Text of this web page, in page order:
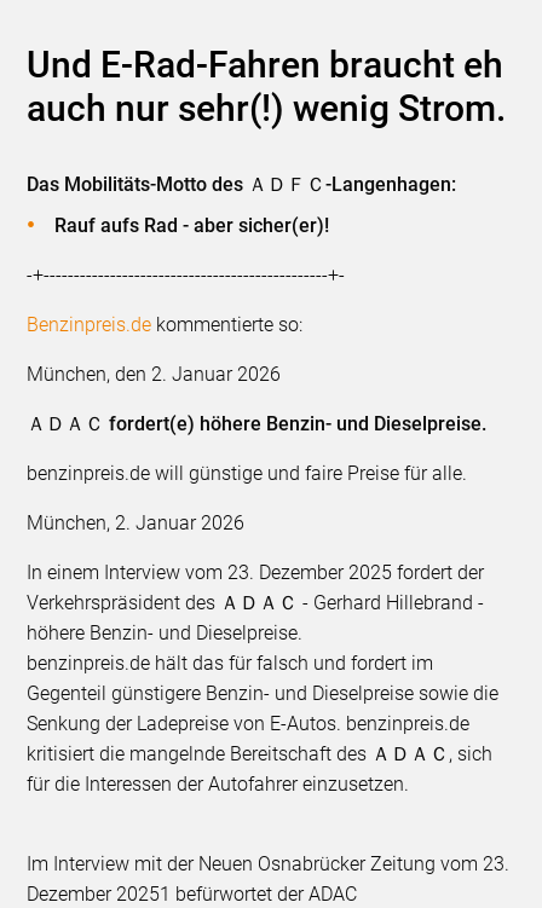
Und E-Rad-Fahren braucht eh
auch nur sehr(!) wenig Strom.
Das Mobilitäts-Motto des ＡＤＦＣ-Langenhagen:
Rauf aufs Rad - aber sicher(er)!
-+-----------------------------------------------+-
Benzinpreis.de kommentierte so:
München, den 2. Januar 2026
ＡＤＡＣ fordert(e) höhere Benzin- und Dieselpreise.
benzinpreis.de will günstige und faire Preise für alle.
München, 2. Januar 2026
In einem Interview vom 23. Dezember 2025 fordert der
Verkehrspräsident des ＡＤＡＣ - Gerhard Hillebrand -
höhere Benzin- und Dieselpreise.
benzinpreis.de hält das für falsch und fordert im
Gegenteil günstigere Benzin- und Dieselpreise sowie die
Senkung der Ladepreise von E-Autos. benzinpreis.de
kritisiert die mangelnde Bereitschaft des ＡＤＡＣ, sich
für die Interessen der Autofahrer einzusetzen.
Im Interview mit der Neuen Osnabrücker Zeitung vom 23.
Dezember 20251 befürwortet der ADAC